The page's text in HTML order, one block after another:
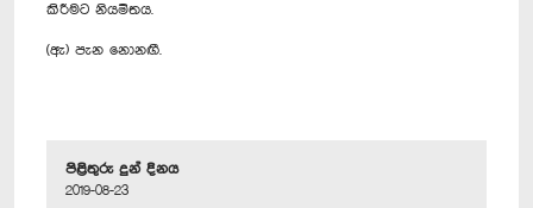
කිරීමට නියමිතය.
(ඇ) පැන නොනඟී.
පිළිතුරු දුන් දිනය
2019-08-23